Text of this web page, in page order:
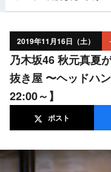
2019年11月16日（土）
乃木坂46 秋元真夏が出演！ 連続ドラマW「引き
抜き屋 〜ヘッドハ
22:00～】
ポスト